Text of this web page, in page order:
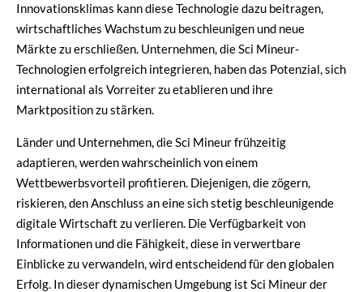
Innovationsklimas kann diese Technologie dazu beitragen,
wirtschaftliches Wachstum zu beschleunigen und neue
Märkte zu erschließen. Unternehmen, die Sci Mineur-
Technologien erfolgreich integrieren, haben das Potenzial, sich
international als Vorreiter zu etablieren und ihre
Marktposition zu stärken.
Länder und Unternehmen, die Sci Mineur frühzeitig
adaptieren, werden wahrscheinlich von einem
Wettbewerbsvorteil profitieren. Diejenigen, die zögern,
riskieren, den Anschluss an eine sich stetig beschleunigende
digitale Wirtschaft zu verlieren. Die Verfügbarkeit von
Informationen und die Fähigkeit, diese in verwertbare
Einblicke zu verwandeln, wird entscheidend für den globalen
Erfolg. In dieser dynamischen Umgebung ist Sci Mineur der